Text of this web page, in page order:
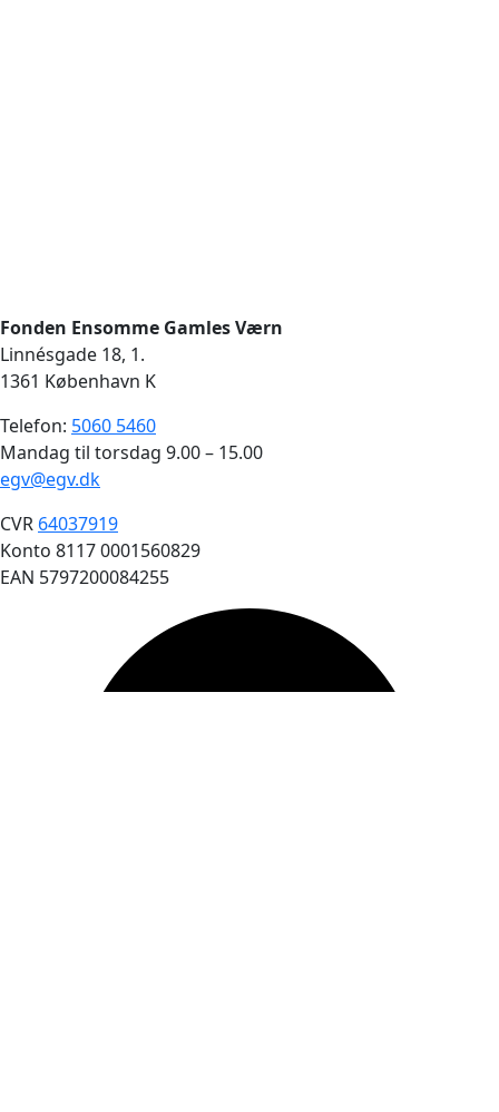
Fonden Ensomme Gamles Værn
Linnésgade 18, 1.
1361 København K
Telefon: 5060 5460
Mandag til torsdag 9.00 – 15.00
egv@egv.dk
CVR 64037919
Konto 8117 0001560829
EAN 5797200084255